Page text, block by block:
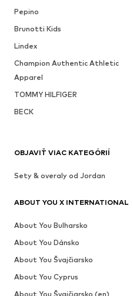
Pepino
Brunotti Kids
Lindex
Champion Authentic Athletic
Apparel
TOMMY HILFIGER
BECK
OBJAVIŤ VIAC KATEGÓRIÍ
Sety & overaly od Jordan
ABOUT YOU X INTERNATIONAL
About You Bulharsko
About You Dánsko
About You Švajčiarsko
About You Cyprus
About You Švajčiarsko (en)